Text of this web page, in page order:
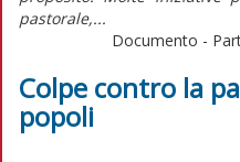
pastorale,...
Documento -
Colpe contro la
popoli